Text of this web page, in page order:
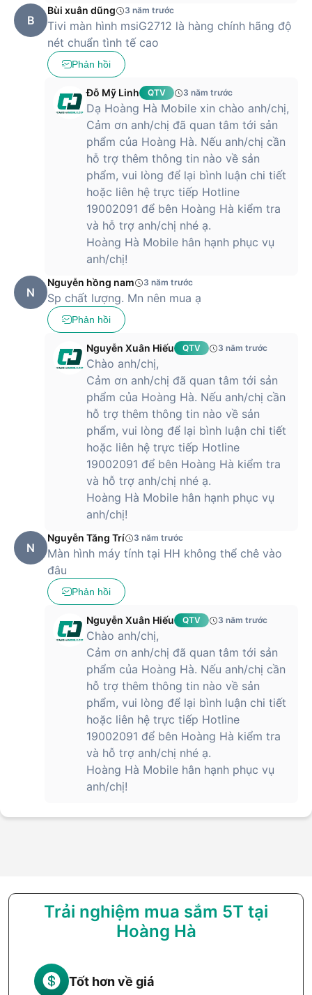
B
Bùi xuân dũng 3 năm trước
Tivi màn hình msiG2712 là hàng chính hãng độ
nét chuẩn tình tế cao
Phản hồi
Đỗ Mỹ Linh QTV 3 năm trước
Dạ Hoàng Hà Mobile xin chào anh/chị,
Cảm ơn anh/chị đã quan tâm tới sản
phẩm của Hoàng Hà. Nếu anh/chị cần
hỗ trợ thêm thông tin nào về sản
phẩm, vui lòng để lại bình luận chi tiết
hoặc liên hệ trực tiếp Hotline
19002091 để bên Hoàng Hà kiểm tra
và hỗ trợ anh/chị nhé ạ.
Hoàng Hà Mobile hân hạnh phục vụ
anh/chị!
N
Nguyễn hồng nam 3 năm trước
Sp chất lượng. Mn nên mua ạ
Phản hồi
Nguyễn Xuân Hiếu QTV 3 năm trước
Chào anh/chị,
Cảm ơn anh/chị đã quan tâm tới sản
phẩm của Hoàng Hà. Nếu anh/chị cần
hỗ trợ thêm thông tin nào về sản
phẩm, vui lòng để lại bình luận chi tiết
hoặc liên hệ trực tiếp Hotline
19002091 để bên Hoàng Hà kiểm tra
và hỗ trợ anh/chị nhé ạ.
Hoàng Hà Mobile hân hạnh phục vụ
anh/chị!
N
Nguyễn Tăng Trí 3 năm trước
Màn hình máy tính tại HH không thể chê vào
đâu
Phản hồi
Nguyễn Xuân Hiếu QTV 3 năm trước
Chào anh/chị,
Cảm ơn anh/chị đã quan tâm tới sản
phẩm của Hoàng Hà. Nếu anh/chị cần
hỗ trợ thêm thông tin nào về sản
phẩm, vui lòng để lại bình luận chi tiết
hoặc liên hệ trực tiếp Hotline
19002091 để bên Hoàng Hà kiểm tra
và hỗ trợ anh/chị nhé ạ.
Hoàng Hà Mobile hân hạnh phục vụ
anh/chị!
Trải nghiệm mua sắm 5T tại
Hoàng Hà
Tốt hơn về giá